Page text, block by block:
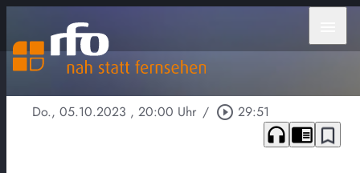
Do., 05.10.2023 , 20:00 Uhr / play_circle_outline 29:51
headphones chrome_reader_mode bookmark_border